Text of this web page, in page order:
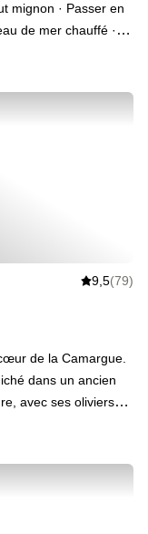
mignon · Passer en
de mer chauffé ·
réveiller par un
et un +1
9,5(79)
de la Camargue.
dans un ancien
avec ses oliviers
: deux piscines (une
pause au